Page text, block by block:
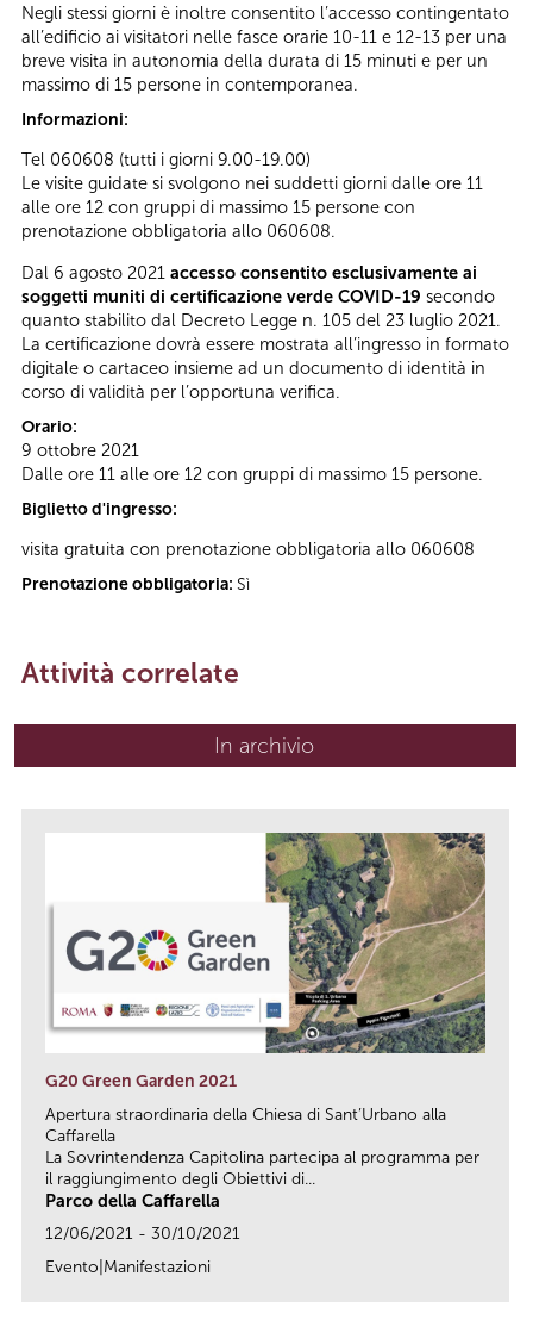
Negli stessi giorni è inoltre consentito l’accesso contingentato
all’edificio ai visitatori nelle fasce orarie 10-11 e 12-13 per una
breve visita in autonomia della durata di 15 minuti e per un
massimo di 15 persone in contemporanea.
Informazioni:
Tel 060608 (tutti i giorni 9.00-19.00)
Le visite guidate si svolgono nei suddetti giorni dalle ore 11
alle ore 12 con gruppi di massimo 15 persone con
prenotazione obbligatoria allo 060608.
Dal 6 agosto 2021 accesso consentito esclusivamente ai
soggetti muniti di certificazione verde COVID-19 secondo
quanto stabilito dal Decreto Legge n. 105 del 23 luglio 2021.
La certificazione dovrà essere mostrata all’ingresso in formato
digitale o cartaceo insieme ad un documento di identità in
corso di validità per l’opportuna verifica.
Orario:
9 ottobre 2021
Dalle ore 11 alle ore 12 con gruppi di massimo 15 persone.
Biglietto d'ingresso:
visita gratuita con prenotazione obbligatoria allo 060608
Prenotazione obbligatoria: Sì
Attività correlate
In archivio
G20 Green Garden 2021
Apertura straordinaria della Chiesa di Sant’Urbano alla
Caffarella
La Sovrintendenza Capitolina partecipa al programma per
il raggiungimento degli Obiettivi di...
Parco della Caffarella
12/06/2021 - 30/10/2021
Evento|Manifestazioni